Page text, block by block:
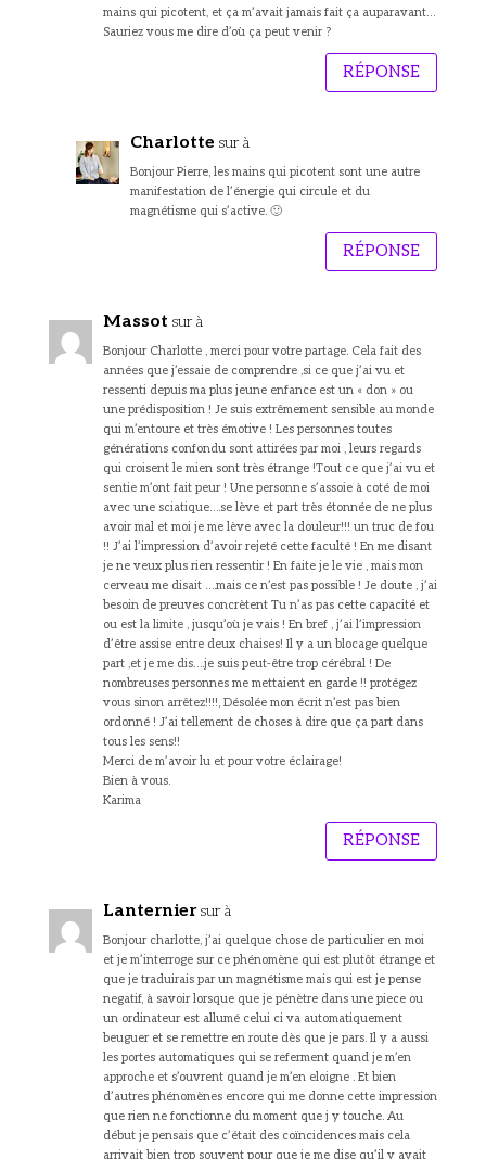
mains qui picotent, et ça m’avait jamais fait ça auparavant…
Sauriez vous me dire d’où ça peut venir ?
RÉPONSE
Charlotte sur à
Bonjour Pierre, les mains qui picotent sont une autre
manifestation de l’énergie qui circule et du
magnétisme qui s’active. 🙂
RÉPONSE
Massot sur à
Bonjour Charlotte , merci pour votre partage. Cela fait des
années que j’essaie de comprendre ,si ce que j’ai vu et
ressenti depuis ma plus jeune enfance est un « don » ou
une prédisposition ! Je suis extrêmement sensible au monde
qui m’entoure et très émotive ! Les personnes toutes
générations confondu sont attirées par moi , leurs regards
qui croisent le mien sont très étrange !Tout ce que j’ai vu et
sentie m’ont fait peur ! Une personne s’assoie à coté de moi
avec une sciatique….se lève et part très étonnée de ne plus
avoir mal et moi je me lève avec la douleur!!! un truc de fou
!! J’ai l’impression d’avoir rejeté cette faculté ! En me disant
je ne veux plus rien ressentir ! En faite je le vie , mais mon
cerveau me disait ….mais ce n’est pas possible ! Je doute , j’ai
besoin de preuves concrètent Tu n’as pas cette capacité et
ou est la limite , jusqu’où je vais ! En bref , j’ai l’impression
d’être assise entre deux chaises! Il y a un blocage quelque
part ,et je me dis….je suis peut-être trop cérébral ! De
nombreuses personnes me mettaient en garde !! protégez
vous sinon arrêtez!!!!, Désolée mon écrit n’est pas bien
ordonné ! J’ai tellement de choses à dire que ça part dans
tous les sens!!
Merci de m’avoir lu et pour votre éclairage!
Bien à vous.
Karima
RÉPONSE
Lanternier sur à
Bonjour charlotte, j’ai quelque chose de particulier en moi
et je m’interroge sur ce phénomène qui est plutôt étrange et
que je traduirais par un magnétisme mais qui est je pense
negatif, à savoir lorsque que je pénètre dans une piece ou
un ordinateur est allumé celui ci va automatiquement
beuguer et se remettre en route dès que je pars. Il y a aussi
les portes automatiques qui se referment quand je m’en
approche et s’ouvrent quand je m’en eloigne . Et bien
d’autres phénomènes encore qui me donne cette impression
que rien ne fonctionne du moment que j y touche. Au
début je pensais que c’était des coïncidences mais cela
arrivait bien trop souvent pour que je me dise qu’il y avait